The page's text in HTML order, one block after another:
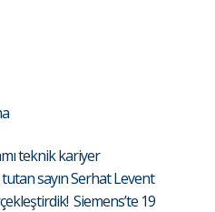
teknik kariyer
sayın Serhat Levent
Siemens’te 19